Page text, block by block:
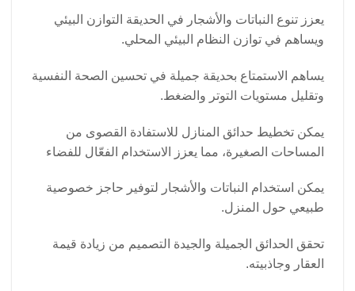
يعزز تنوع النباتات والأشجار في الحديقة التوازن البيئي
ويساهم في توازن النظام البيئي المحلي.
يساهم الاستمتاع بحديقة جميلة في تحسين الصحة النفسية
وتقليل مستويات التوتر والضغط.
يمكن تخطيط حدائق المنازل للاستفادة القصوى من
المساحات الصغيرة، مما يعزز الاستخدام الفعّال للفضاء
يمكن استخدام النباتات والأشجار لتوفير حاجز خصوصية
طبيعي حول المنزل.
تحقق الحدائق الجميلة والجيدة التصميم من زيادة قيمة
العقار وجاذبيته.